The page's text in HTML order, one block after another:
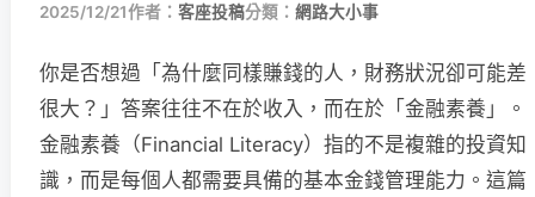
2025/12/21作者： 客座投稿分類： 網路大小事
你是否想過「為什麼同樣賺錢的人，財務狀況卻可能差
很大？」答案往往不在於收入，而在於「金融素養」。
金融素養（Financial Literacy）指的不是複雜的投資知
識，而是每個人都需要具備的基本金錢管理能力。這篇